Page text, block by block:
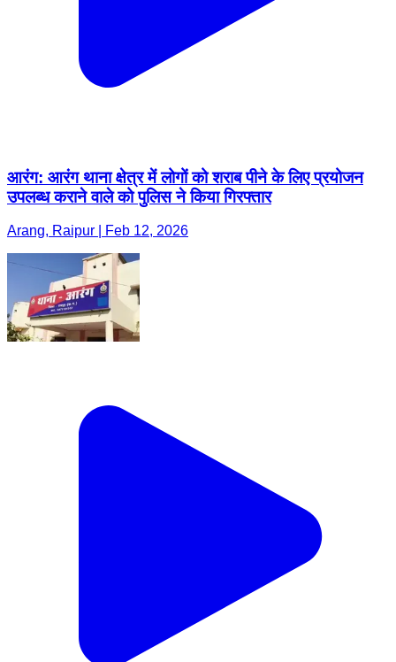
आरंग: आरंग थाना क्षेत्र में लोगों को शराब पीने के लिए प्रयोजन
उपलब्ध कराने वाले को पुलिस ने किया गिरफ्तार
Arang, Raipur | Feb 12, 2026